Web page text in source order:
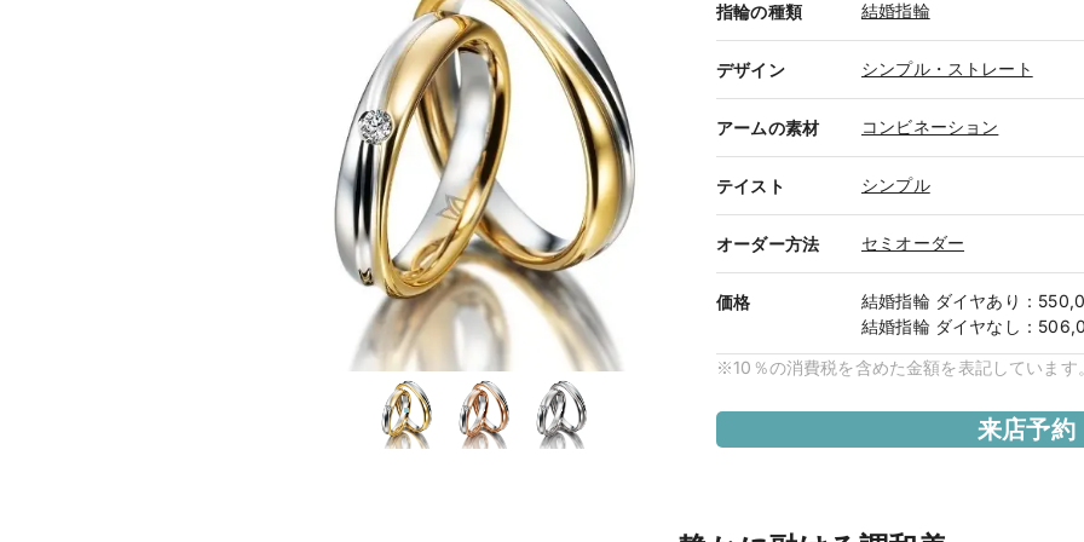
指輪の種類 結婚指輪
デザイン シンプル・ストレート
アームの素材 コンビネーション
テイスト シンプル
オーダー方法 セミオーダー
価格 結婚指輪 ダイヤあり ：
結婚指輪 ダイヤなし ：
※10％の消費税を含めた金額を表記しています。
来店予約